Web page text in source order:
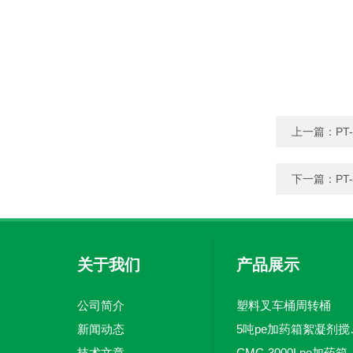
上一篇：
下一篇：
关于我们
公司简介
新闻动态
产品展示
塑料叉车桶周转桶
5吨pe